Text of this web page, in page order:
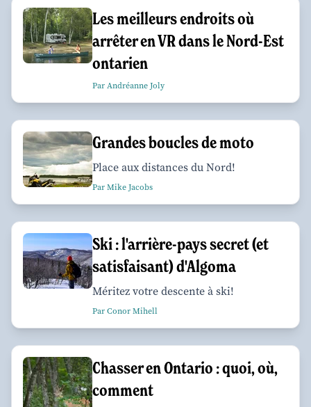
Les meilleurs endroits où
arrêter en VR dans le Nord-Est
ontarien
Par Andréanne Joly
Grandes boucles de moto
Place aux distances du Nord!
Par Mike Jacobs
Ski : l'arrière-pays secret (et
satisfaisant) d'Algoma
Méritez votre descente à ski!
Par Conor Mihell
Chasser en Ontario : quoi, où,
comment